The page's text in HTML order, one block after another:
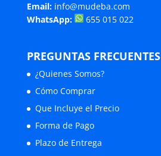
Email: info@mudeba.com
WhatsApp:
655 015 022
PREGUNTAS FRECUENTES
¿Quienes Somos?
Cómo Comprar
Que Incluye el Precio
Forma de Pago
Plazo de Entrega